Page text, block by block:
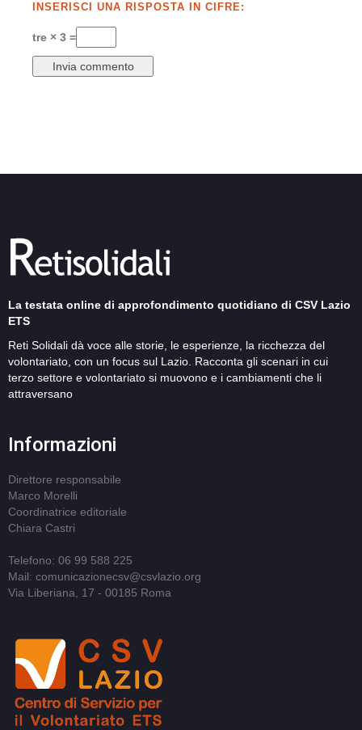
INSERISCI UNA RISPOSTA IN CIFRE:
tre × 3 =
La testata online di approfondimento quotidiano di CSV Lazio
ETS
Reti Solidali dà voce alle storie, le esperienze, la ricchezza del
volontariato, con un focus sul Lazio. Racconta gli scenari in cui
terzo settore e volontariato si muovono e i cambiamenti che li
attraversano
Informazioni
Direttore responsabile
Marco Morelli
Coordinatrice editoriale
Chiara Castri
Telefono: 06 99 588 225
Mail: comunicazionecsv@csvlazio.org
Via Liberiana, 17 - 00185 Roma